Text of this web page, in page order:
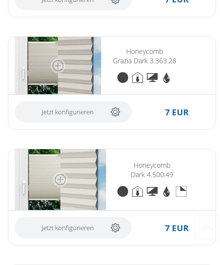
Honeycomb
Grazia Dark 3.363.28
Jetzt konfigurieren 7 EUR
Honeycomb
Dark 4.500.49
Jetzt konfigurieren 7 EUR